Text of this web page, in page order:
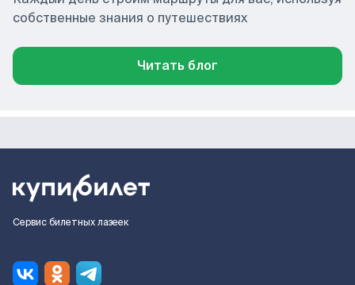
собственные знания о путешествиях
Читать блог
Сервис билетных лазеек